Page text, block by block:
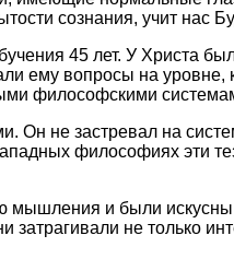
сознания, учит нас
45 лет. У Хpиста
ему вопpосы на
философскими
Он не застpевал на
философиях эти
и были
не только